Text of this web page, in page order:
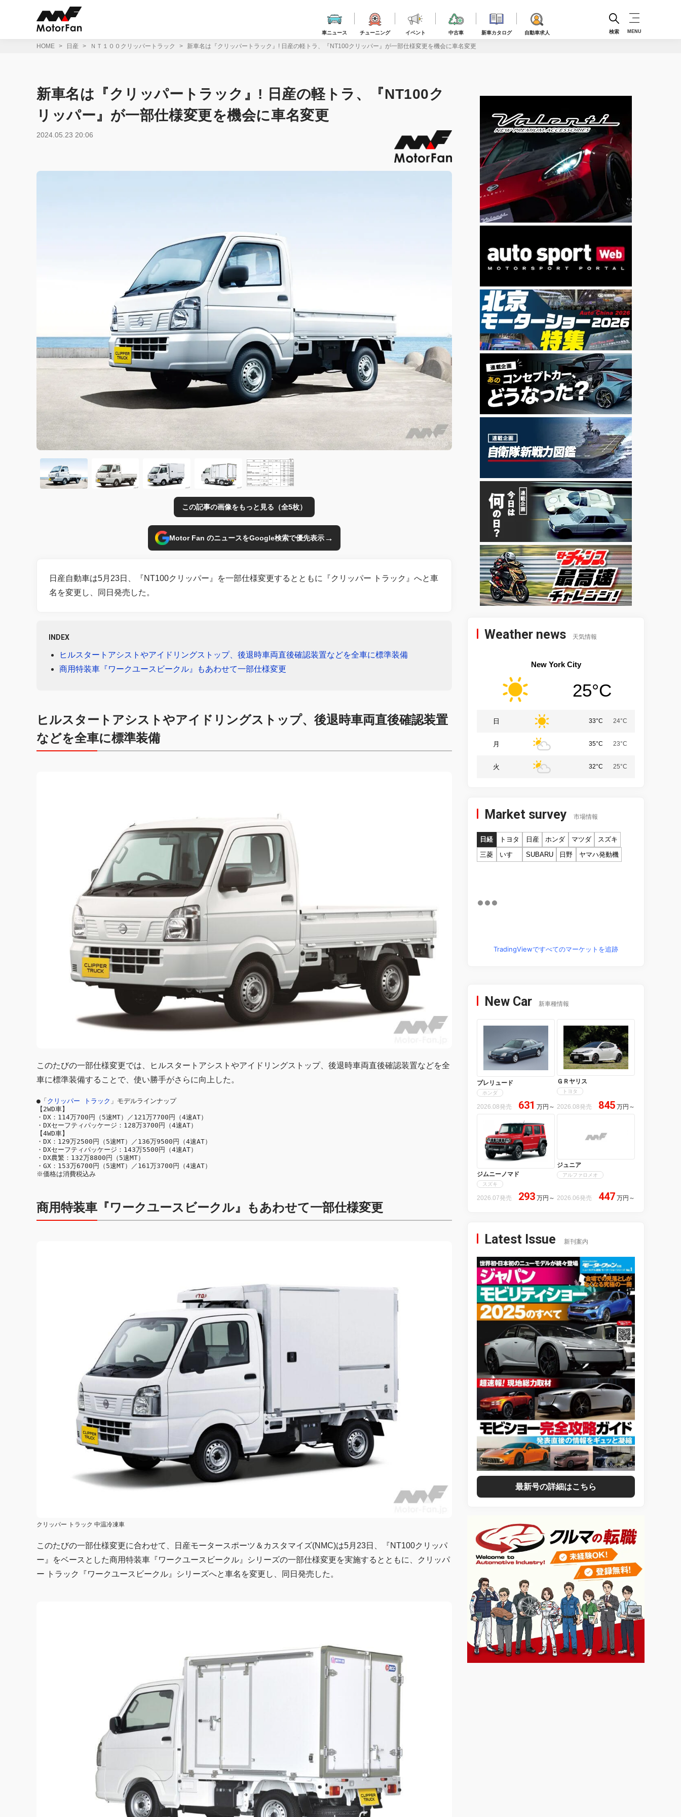
車ニュース チューニング イベント 中古車 新車カタログ 自動車求人 検索 MENU
HOME 日産 ＮＴ１００クリッパートラック 新車名は『クリッパートラック』! 日産の軽トラ、『NT100クリッパー』が一部仕様変更を機会に車名変更
新車名は『クリッパートラック』! 日産の軽トラ、『NT100ク
リッパー』が一部仕様変更を機会に車名変更
2024.05.23 20:06
この記事の画像をもっと見る（全5枚）
Motor Fan のニュースをGoogle検索で優先表示→
日産自動車は5月23日、『NT100クリッパー』を一部仕様変更するとともに『クリッパー トラック』へと車
名を変更し、同日発売した。
INDEX
ヒルスタートアシストやアイドリングストップ、後退時車両直後確認装置などを全車に標準装備
商用特装車『ワークユースビークル』もあわせて一部仕様変更
ヒルスタートアシストやアイドリングストップ、後退時車両直後確認装置
などを全車に標準装備
このたびの一部仕様変更では、ヒルスタートアシストやアイドリングストップ、後退時車両直後確認装置などを全
車に標準装備することで、使い勝手がさらに向上した。
●「 クリッパー トラック 」モデルラインナップ
【2WD車】
・DX：114万700円（5速MT）／121万7700円（4速AT）
・DXセーフティパッケージ：128万3700円（4速AT）
【4WD車】
・DX：129万2500円（5速MT）／136万9500円（4速AT）
・DXセーフティパッケージ：143万5500円（4速AT）
・DX農繁：132万8800円（5速MT）
・GX：153万6700円（5速MT）／161万3700円（4速AT）
商用特装車『ワークユースビークル』もあわせて一部仕様変更
クリッパー トラック 中温冷凍車
このたびの一部仕様変更に合わせて、日産モータースポーツ＆カスタマイズ(NMC)は5月23日、『NT100クリッパ
ー』をベースとした商用特装車『ワークユースビークル』シリーズの一部仕様変更を実施するとともに、クリッパ
ー トラック『ワークユースビークル』シリーズへと車名を変更し、同日発売した。
Weather news 天気情報
New York City
25°C
日 33°C 24°C
月 35°C 23°C
火 32°C 25°C
Market survey 市場情報
日経 トヨタ 日産 ホンダ マツダ
スズキ
三菱
いすゞ SUBARU 日野 ヤマハ発動機
TradingViewですべてのマーケットを追跡
New Car 新車種情報
プレリュード
ホンダ
2026.08発売 631 万円 ～
ＧＲヤリス
トヨタ
2026.08発売 845 万円 ～
ジムニーノマド
スズキ
2026.07発売 293 万円 ～
ジュニア
アルファロメオ
2026.06発売 447 万円 ～
Latest Issue 新刊案内
最新号の詳細はこちら